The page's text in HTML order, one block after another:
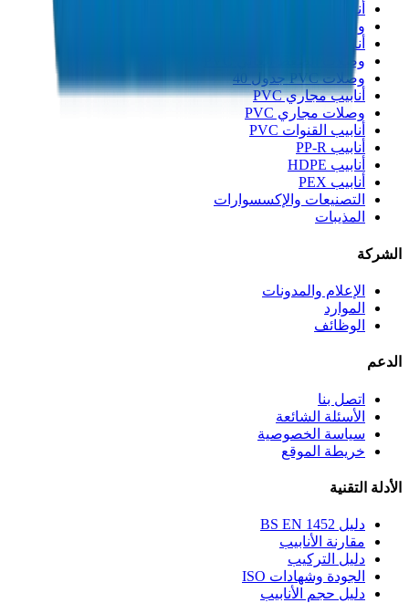
أنابيب الصرف UPVC
وصلات الصرف UPVC
أنابيب الضغط العالي PVC
وصلات الضغط العالي PVC
وصلات PVC جدول 40
أنابيب مجاري PVC
وصلات مجاري PVC
أنابيب القنوات PVC
أنابيب PP-R
أنابيب HDPE
أنابيب PEX
التصنيعات والإكسسوارات
المذيبات
الشركة
الإعلام والمدونات
الموارد
الوظائف
الدعم
اتصل بنا
الأسئلة الشائعة
سياسة الخصوصية
خريطة الموقع
الأدلة التقنية
دليل BS EN 1452
مقارنة الأنابيب
دليل التركيب
الجودة وشهادات ISO
دليل حجم الأنابيب